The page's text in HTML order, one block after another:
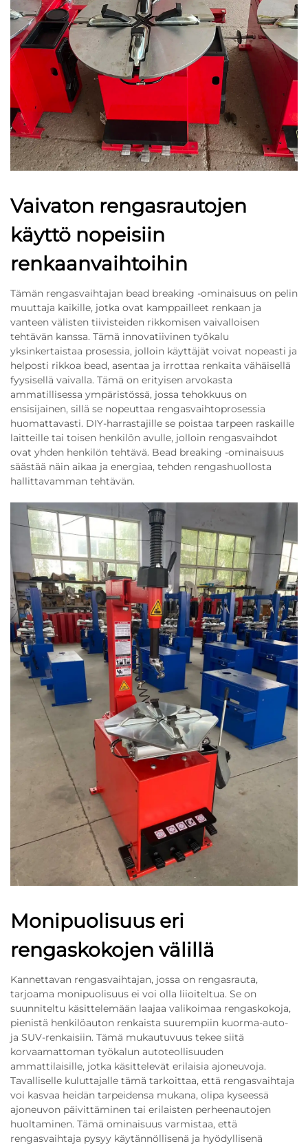
Vaivaton rengasrautojen
käyttö nopeisiin
renkaanvaihtoihin
Tämän rengasvaihtajan bead breaking -ominaisuus on pelin
muuttaja kaikille, jotka ovat kamppailleet renkaan ja
vanteen välisten tiivisteiden rikkomisen vaivalloisen
tehtävän kanssa. Tämä innovatiivinen työkalu
yksinkertaistaa prosessia, jolloin käyttäjät voivat nopeasti ja
helposti rikkoa bead, asentaa ja irrottaa renkaita vähäisellä
fyysisellä vaivalla. Tämä on erityisen arvokasta
ammatillisessa ympäristössä, jossa tehokkuus on
ensisijainen, sillä se nopeuttaa rengasvaihtoprosessia
huomattavasti. DIY-harrastajille se poistaa tarpeen raskaille
laitteille tai toisen henkilön avulle, jolloin rengasvaihdot
ovat yhden henkilön tehtävä. Bead breaking -ominaisuus
säästää näin aikaa ja energiaa, tehden rengashuollosta
hallittavamman tehtävän.
Monipuolisuus eri
rengaskokojen välillä
Kannettavan rengasvaihtajan, jossa on rengasrauta,
tarjoama monipuolisuus ei voi olla liioiteltua. Se on
suunniteltu käsittelemään laajaa valikoimaa rengaskokoja,
pienistä henkilöauton renkaista suurempiin kuorma-auto-
ja SUV-renkaisiin. Tämä mukautuvuus tekee siitä
korvaamattoman työkalun autoteollisuuden
ammattilaisille, jotka käsittelevät erilaisia ajoneuvoja.
Tavalliselle kuluttajalle tämä tarkoittaa, että rengasvaihtaja
voi kasvaa heidän tarpeidensa mukana, olipa kyseessä
ajoneuvon päivittäminen tai erilaisten perheenautojen
huoltaminen. Tämä ominaisuus varmistaa, että
rengasvaihtaja pysyy käytännöllisenä ja hyödyllisenä